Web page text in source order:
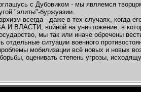
с Дубовиком - мы являемся
"элиты"-буржуазии.
всегда - даже в тех случаях, когда
И ВЛАСТИ, войной на уничтожение, в
мы так или иначе обречены
отдельные ситуации военного
мобилизации всё новых и новых
оценивать степень угрозы,